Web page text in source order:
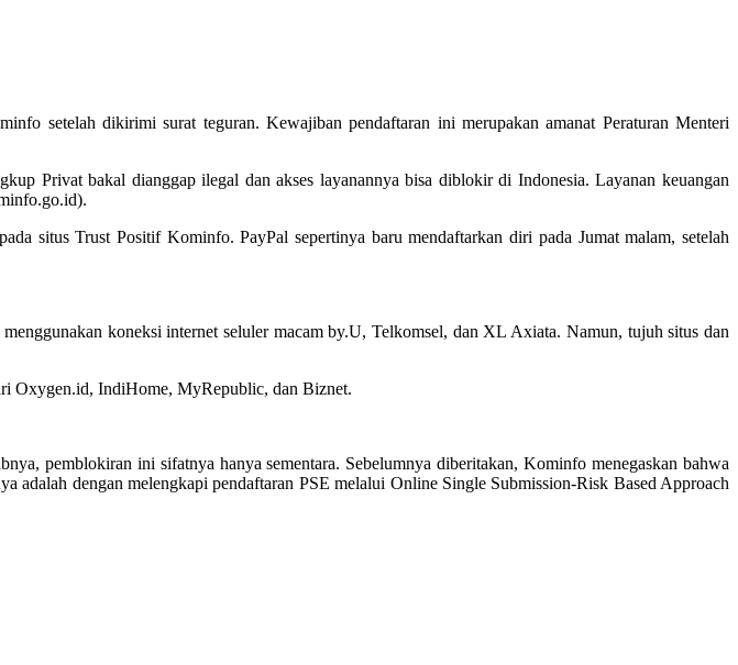
setelah dikirimi surat teguran. Kewajiban pendaftaran ini merupakan amanat Peraturan Menteri
Privat bakal dianggap ilegal dan akses layanannya bisa diblokir di Indonesia. Layanan keuangan
situs Trust Positif Kominfo. PayPal sepertinya baru mendaftarkan diri pada Jumat malam, setelah
koneksi internet seluler macam by.U, Telkomsel, dan XL Axiata. Namun, tujuh situs dan
Oxygen.id, IndiHome, MyRepublic, dan Biznet.
pemblokiran ini sifatnya hanya sementara. Sebelumnya diberitakan, Kominfo menegaskan bahwa
dengan melengkapi pendaftaran PSE melalui Online Single Submission-Risk Based Approach